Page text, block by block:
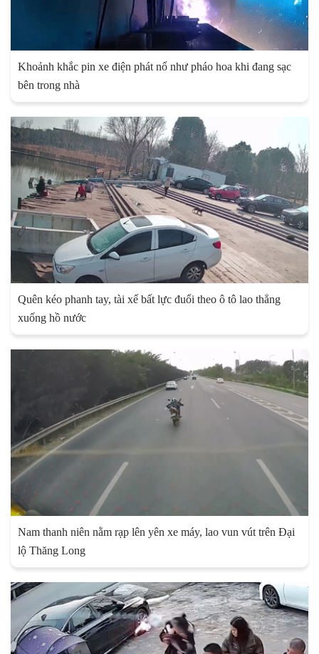
Khoảnh khắc pin xe điện phát nổ như pháo hoa khi đang sạc
bên trong nhà
Quên kéo phanh tay, tài xế bất lực đuổi theo ô tô lao thẳng
xuống hồ nước
Nam thanh niên nằm rạp lên yên xe máy, lao vun vút trên Đại
lộ Thăng Long